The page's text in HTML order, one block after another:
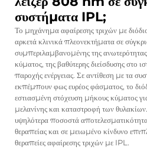
συστήματα IPL;
Το μηχάνημα αφαίρεσης τριχών με
αρκετά κλινικά πλεονεκτήματα σε
συμπεριλαμβανομένης της
κύματος, της βαθύτερης διείσδυσης στο
παροχής ενέργειας. Σε αντίθεση με τα
εκπέμπουν φως ευρέος φάσματος, το
εστιασμένη στόχευση μήκους κύματος
μελανίνης και καταστροφή των
υψηλότερα ποσοστά
θεραπείας και σε μειωμένο κίνδυνο
θεραπείες αφαίρεσης τριχών με IPL.